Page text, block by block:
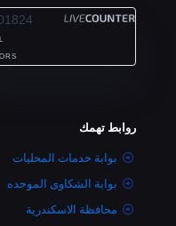
روابط تهمك
بوابة خدمات المحليات
بوابة الشكاوى الموحده
محافظة الاسكندرية